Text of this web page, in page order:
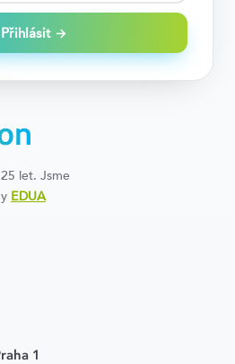
Přihlásit →
let. Jsme
EDUA
1